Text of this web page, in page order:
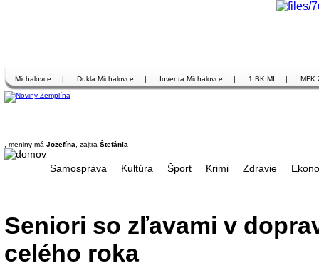
Michalovce | Dukla Michalovce | Iuventa Michalovce | 1 BK MI | MFK
, meniny má Jozefína , zajtra Štefánia
Samospráva Kultúra Šport Krimi Zdravie
Seniori so zľavami v
celého roka